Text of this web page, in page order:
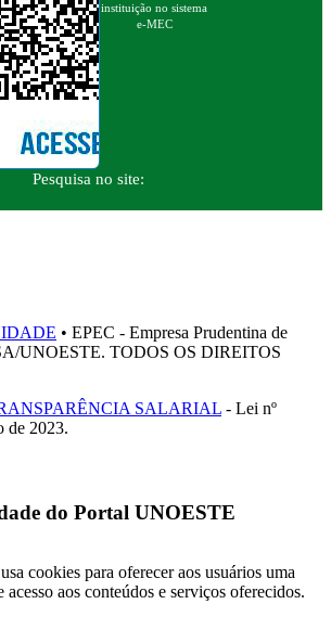
instituição no sistema
e-MEC
Pesquisa no site:
• EPEC - Empresa Prudentina de
UNOESTE. TODOS OS DIREITOS
SALARIAL - Lei nº
de 2023.
do Portal UNOESTE
cookies para oferecer aos usuários uma
aos conteúdos e serviços oferecidos.